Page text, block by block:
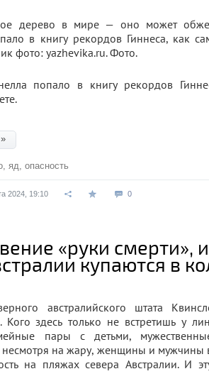
попало в книгу рекордов
, яд, опасность
2024, 19:10 0
«руки смерти»,
купаются в
австралийского штата
Кого здесь только не встретишь у
пары с детьми,
несмотря на жару, женщины и мужчины
на пляжах севера Австралии. И